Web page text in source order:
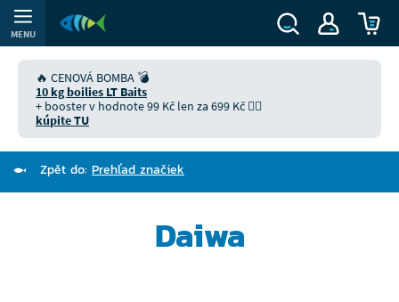
MENU
🔥 CENOVÁ BOMBA 💣
10 kg boilies LT Baits
+ booster v hodnote 99 Kč len za 699 Kč 👉🏻
kúpite TU
Zpět do: Prehľad značiek
Daiwa